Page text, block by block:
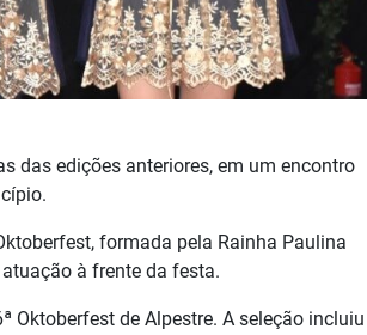
das edições anteriores, em um encontro
formada pela Rainha Paulina
à frente da festa.
Oktoberfest de Alpestre. A seleção incluiu